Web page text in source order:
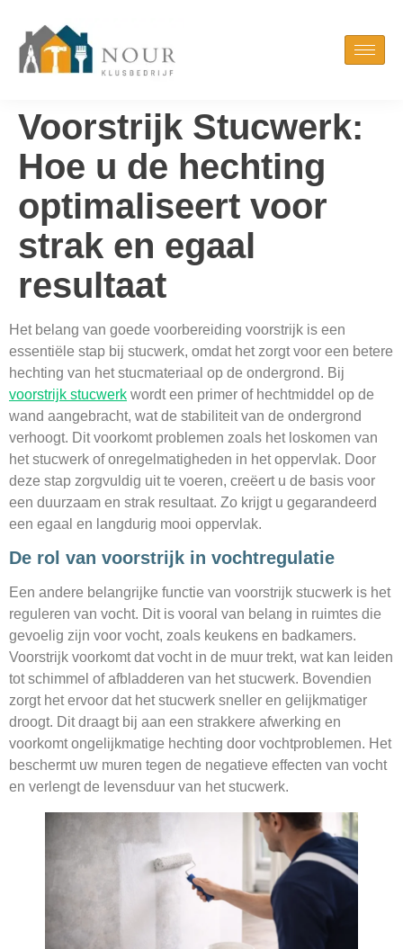
Voorstrijk Stucwerk:
Hoe u de hechting
optimaliseert voor
strak en egaal
resultaat
Het belang van goede voorbereiding voorstrijk is een
essentiële stap bij stucwerk, omdat het zorgt voor een betere
hechting van het stucmateriaal op de ondergrond. Bij
voorstrijk stucwerk wordt een primer of hechtmiddel op de
wand aangebracht, wat de stabiliteit van de ondergrond
verhoogt. Dit voorkomt problemen zoals het loskomen van
het stucwerk of onregelmatigheden in het oppervlak. Door
deze stap zorgvuldig uit te voeren, creëert u de basis voor
een duurzaam en strak resultaat. Zo krijgt u gegarandeerd
een egaal en langdurig mooi oppervlak.
De rol van voorstrijk in vochtregulatie
Een andere belangrijke functie van voorstrijk stucwerk is het
reguleren van vocht. Dit is vooral van belang in ruimtes die
gevoelig zijn voor vocht, zoals keukens en badkamers.
Voorstrijk voorkomt dat vocht in de muur trekt, wat kan leiden
tot schimmel of afbladderen van het stucwerk. Bovendien
zorgt het ervoor dat het stucwerk sneller en gelijkmatiger
droogt. Dit draagt bij aan een strakkere afwerking en
voorkomt ongelijkmatige hechting door vochtproblemen. Het
beschermt uw muren tegen de negatieve effecten van vocht
en verlengt de levensduur van het stucwerk.